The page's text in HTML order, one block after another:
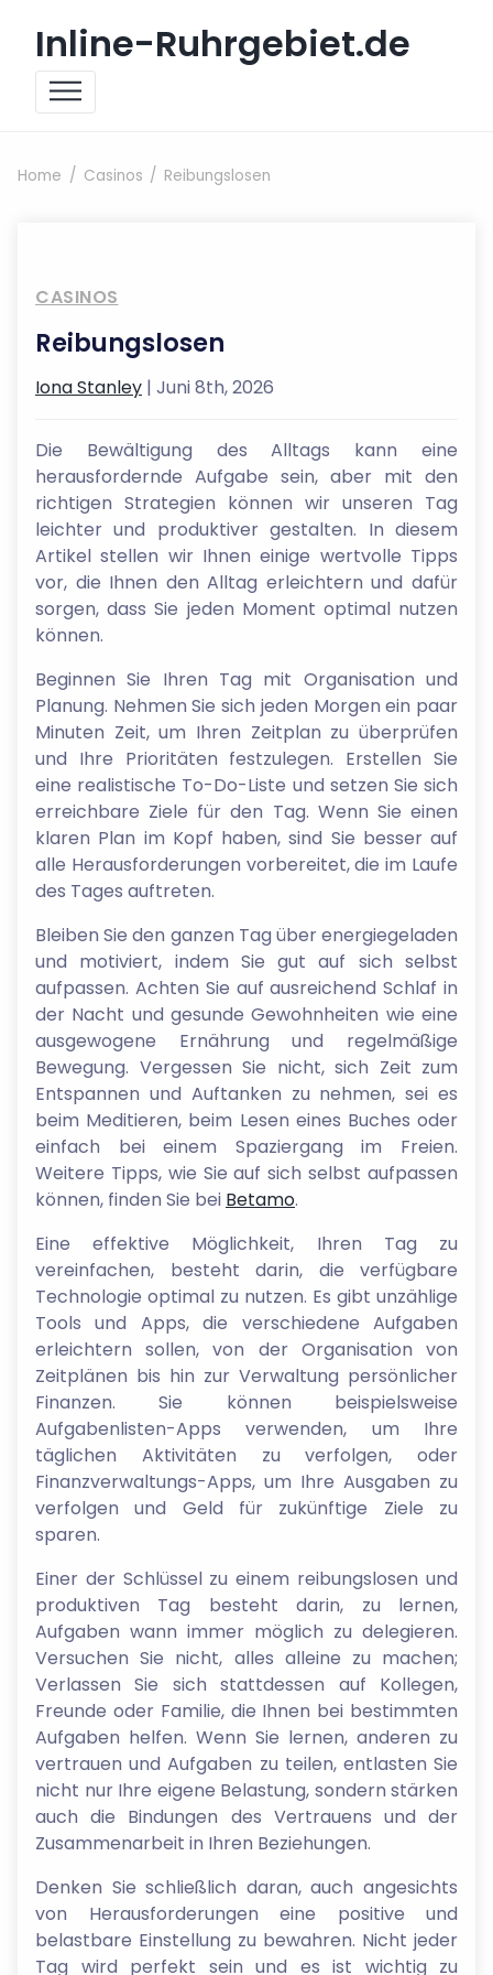
Inline-Ruhrgebiet.de
Home Casinos Reibungslosen
CASINOS
Reibungslosen
Iona Stanley | Juni 8th, 2026
Die Bewältigung des Alltags kann eine
herausfordernde Aufgabe sein, aber mit den
richtigen Strategien können wir unseren Tag
leichter und produktiver gestalten. In diesem
Artikel stellen wir Ihnen einige wertvolle Tipps
vor, die Ihnen den Alltag erleichtern und dafür
sorgen, dass Sie jeden Moment optimal nutzen
können.
Beginnen Sie Ihren Tag mit Organisation und
Planung. Nehmen Sie sich jeden Morgen ein paar
Minuten Zeit, um Ihren Zeitplan zu überprüfen
und Ihre Prioritäten festzulegen. Erstellen Sie
eine realistische To-Do-Liste und setzen Sie sich
erreichbare Ziele für den Tag. Wenn Sie einen
klaren Plan im Kopf haben, sind Sie besser auf
alle Herausforderungen vorbereitet, die im Laufe
des Tages auftreten.
Bleiben Sie den ganzen Tag über energiegeladen
und motiviert, indem Sie gut auf sich selbst
aufpassen. Achten Sie auf ausreichend Schlaf in
der Nacht und gesunde Gewohnheiten wie eine
ausgewogene Ernährung und regelmäßige
Bewegung. Vergessen Sie nicht, sich Zeit zum
Entspannen und Auftanken zu nehmen, sei es
beim Meditieren, beim Lesen eines Buches oder
einfach bei einem Spaziergang im Freien.
Weitere Tipps, wie Sie auf sich selbst aufpassen
können, finden Sie bei Betamo.
Eine effektive Möglichkeit, Ihren Tag zu
vereinfachen, besteht darin, die verfügbare
Technologie optimal zu nutzen. Es gibt unzählige
Tools und Apps, die verschiedene Aufgaben
erleichtern sollen, von der Organisation von
Zeitplänen bis hin zur Verwaltung persönlicher
Finanzen. Sie können beispielsweise
Aufgabenlisten-Apps verwenden, um Ihre
täglichen Aktivitäten zu verfolgen, oder
Finanzverwaltungs-Apps, um Ihre Ausgaben zu
verfolgen und Geld für zukünftige Ziele zu
sparen.
Einer der Schlüssel zu einem reibungslosen und
produktiven Tag besteht darin, zu lernen,
Aufgaben wann immer möglich zu delegieren.
Versuchen Sie nicht, alles alleine zu machen;
Verlassen Sie sich stattdessen auf Kollegen,
Freunde oder Familie, die Ihnen bei bestimmten
Aufgaben helfen. Wenn Sie lernen, anderen zu
vertrauen und Aufgaben zu teilen, entlasten Sie
nicht nur Ihre eigene Belastung, sondern stärken
auch die Bindungen des Vertrauens und der
Zusammenarbeit in Ihren Beziehungen.
Denken Sie schließlich daran, auch angesichts
von Herausforderungen eine positive und
belastbare Einstellung zu bewahren. Nicht jeder
Tag wird perfekt sein und es ist wichtig zu